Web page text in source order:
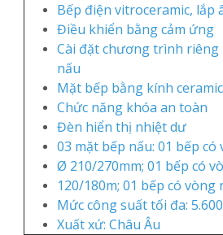
Bếp điện vitroceramic, lắp
Điều khiển bằng cảm ứng
Cài đặt chương trình
nấu
Mặt bếp bằng kính
Chức năng khóa an toàn
Đèn hiển thị nhiệt dư
03 mặt bếp nấu: 01 bếp
Ø 210/270mm; 01 bếp có
120/180m; 01 bếp có
Mức công suất tối đa:
Xuất xứ: Châu Âu